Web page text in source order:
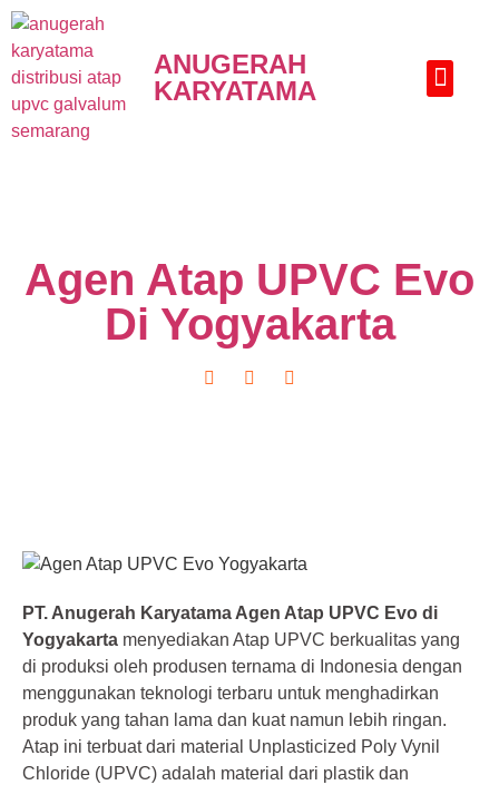
ANUGERAH
KARYATAMA
Agen Atap UPVC Evo
Di Yogyakarta
PT. Anugerah Karyatama Agen Atap UPVC Evo di
Yogyakarta menyediakan Atap UPVC berkualitas yang
di produksi oleh produsen ternama di Indonesia dengan
menggunakan teknologi terbaru untuk menghadirkan
produk yang tahan lama dan kuat namun lebih ringan.
Atap ini terbuat dari material Unplasticized Poly Vynil
Chloride (UPVC) adalah material dari plastik dan